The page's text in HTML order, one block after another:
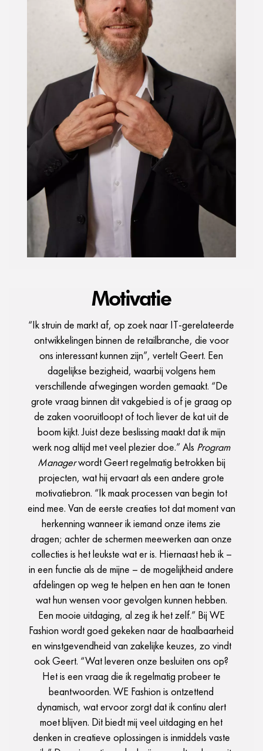
Motivatie
“Ik struin de markt af, op zoek naar IT-gerelateerde
ontwikkelingen binnen de retailbranche, die voor
ons interessant kunnen zijn”, vertelt Geert. Een
dagelijkse bezigheid, waarbij volgens hem
verschillende afwegingen worden gemaakt. “De
grote vraag binnen dit vakgebied is of je graag op
de zaken vooruitloopt of toch liever de kat uit de
boom kijkt. Juist deze beslissing maakt dat ik mijn
werk nog altijd met veel plezier doe.” Als Program
Managerwordt Geert regelmatig betrokken bij
projecten, wat hij ervaart als een andere grote
motivatiebron. “Ik maak processen van begin tot
eind mee. Van de eerste creaties tot dat moment van
herkenning wanneer ik iemand onze items zie
dragen; achter de schermen meewerken aan onze
collecties is het leukste wat er is. Hiernaast heb ik –
in een functie als de mijne – de mogelijkheid andere
afdelingen op weg te helpen en hen aan te tonen
wat hun wensen voor gevolgen kunnen hebben.
Een mooie uitdaging, al zeg ik het zelf.” Bij WE
Fashion wordt goed gekeken naar de haalbaarheid
en winstgevendheid van zakelijke keuzes, zo vindt
ook Geert. “Wat leveren onze besluiten ons op?
Het is een vraag die ik regelmatig probeer te
beantwoorden. WE Fashion is ontzettend
dynamisch, wat ervoor zorgt dat ik continu alert
moet blijven. Dit biedt mij veel uitdaging en het
denken in creatieve oplossingen is inmiddels vaste